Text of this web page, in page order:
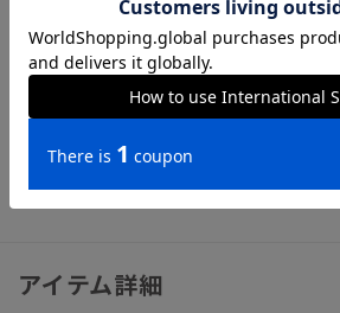
ロングシーズン着用できる、
素材「PRUNELLE（プリュネル）」。
く、上質なSUPER110'sウールならでは
ビジネス 結婚式 成人式 タイト ス
ノニコ VBC
アイテム詳細